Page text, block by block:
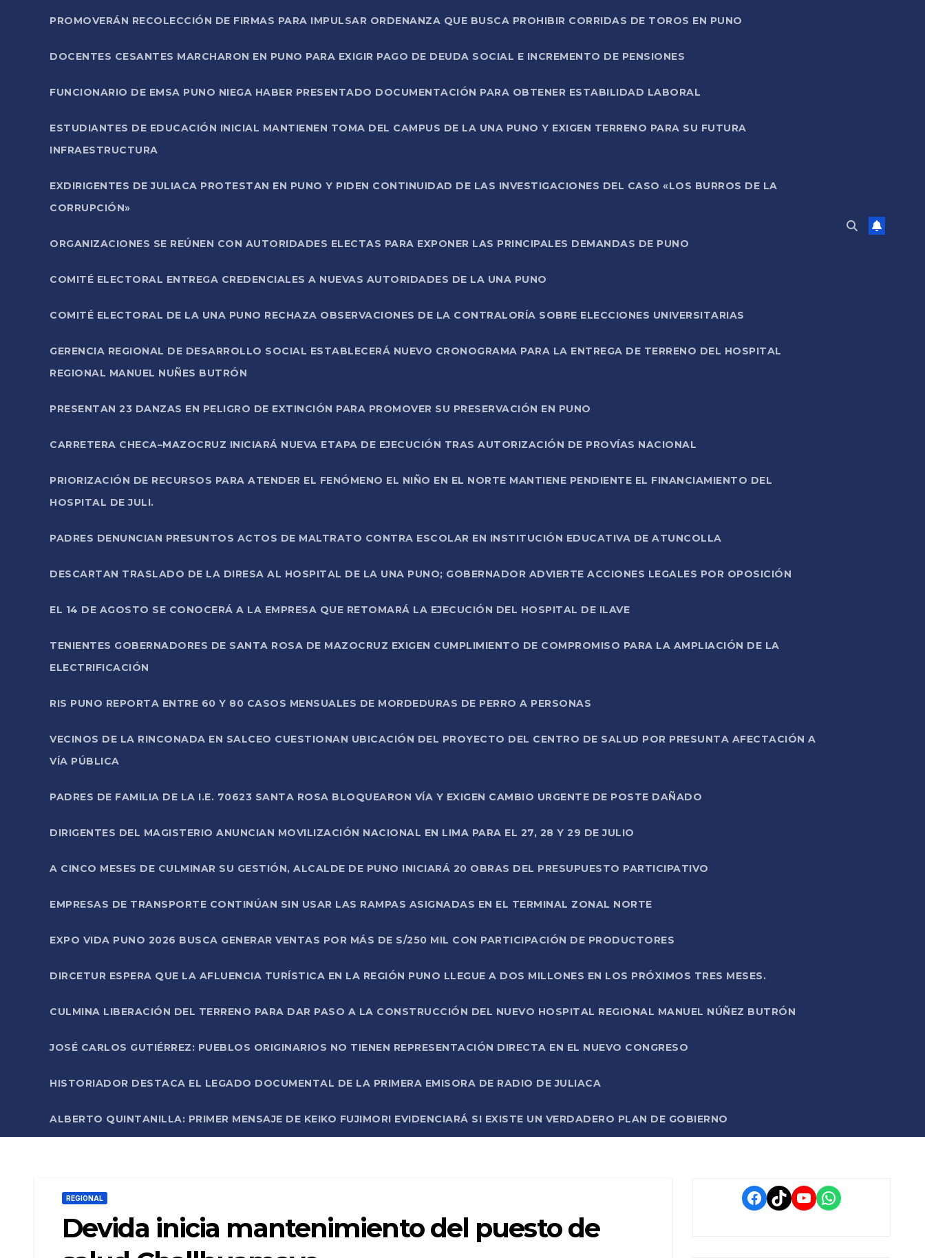
PROMOVERÁN RECOLECCIÓN DE FIRMAS PARA IMPULSAR ORDENANZA QUE BUSCA PROHIBIR CORRIDAS DE TOROS EN PUNO
DOCENTES CESANTES MARCHARON EN PUNO PARA EXIGIR PAGO DE DEUDA SOCIAL E INCREMENTO DE PENSIONES
FUNCIONARIO DE EMSA PUNO NIEGA HABER PRESENTADO DOCUMENTACIÓN PARA OBTENER ESTABILIDAD LABORAL
ESTUDIANTES DE EDUCACIÓN INICIAL MANTIENEN TOMA DEL CAMPUS DE LA UNA PUNO Y EXIGEN TERRENO PARA SU FUTURA
INFRAESTRUCTURA
EXDIRIGENTES DE JULIACA PROTESTAN EN PUNO Y PIDEN CONTINUIDAD DE LAS INVESTIGACIONES DEL CASO «LOS BURROS DE LA
CORRUPCIÓN»
ORGANIZACIONES SE REÚNEN CON AUTORIDADES ELECTAS PARA EXPONER LAS PRINCIPALES DEMANDAS DE PUNO
COMITÉ ELECTORAL ENTREGA CREDENCIALES A NUEVAS AUTORIDADES DE LA UNA PUNO
COMITÉ ELECTORAL DE LA UNA PUNO RECHAZA OBSERVACIONES DE LA CONTRALORÍA SOBRE ELECCIONES UNIVERSITARIAS
GERENCIA REGIONAL DE DESARROLLO SOCIAL ESTABLECERÁ NUEVO CRONOGRAMA PARA LA ENTREGA DE TERRENO DEL HOSPITAL
REGIONAL MANUEL NUÑES BUTRÓN
PRESENTAN 23 DANZAS EN PELIGRO DE EXTINCIÓN PARA PROMOVER SU PRESERVACIÓN EN PUNO
CARRETERA CHECA–MAZOCRUZ INICIARÁ NUEVA ETAPA DE EJECUCIÓN TRAS AUTORIZACIÓN DE PROVÍAS NACIONAL
PRIORIZACIÓN DE RECURSOS PARA ATENDER EL FENÓMENO EL NIÑO EN EL NORTE MANTIENE PENDIENTE EL FINANCIAMIENTO DEL
HOSPITAL DE JULI.
PADRES DENUNCIAN PRESUNTOS ACTOS DE MALTRATO CONTRA ESCOLAR EN INSTITUCIÓN EDUCATIVA DE ATUNCOLLA
DESCARTAN TRASLADO DE LA DIRESA AL HOSPITAL DE LA UNA PUNO; GOBERNADOR ADVIERTE ACCIONES LEGALES POR OPOSICIÓN
EL 14 DE AGOSTO SE CONOCERÁ A LA EMPRESA QUE RETOMARÁ LA EJECUCIÓN DEL HOSPITAL DE ILAVE
TENIENTES GOBERNADORES DE SANTA ROSA DE MAZOCRUZ EXIGEN CUMPLIMIENTO DE COMPROMISO PARA LA AMPLIACIÓN DE LA
ELECTRIFICACIÓN
RIS PUNO REPORTA ENTRE 60 Y 80 CASOS MENSUALES DE MORDEDURAS DE PERRO A PERSONAS
VECINOS DE LA RINCONADA EN SALCEO CUESTIONAN UBICACIÓN DEL PROYECTO DEL CENTRO DE SALUD POR PRESUNTA AFECTACIÓN A
VÍA PÚBLICA
PADRES DE FAMILIA DE LA I.E. 70623 SANTA ROSA BLOQUEARON VÍA Y EXIGEN CAMBIO URGENTE DE POSTE DAÑADO
DIRIGENTES DEL MAGISTERIO ANUNCIAN MOVILIZACIÓN NACIONAL EN LIMA PARA EL 27, 28 Y 29 DE JULIO
A CINCO MESES DE CULMINAR SU GESTIÓN, ALCALDE DE PUNO INICIARÁ 20 OBRAS DEL PRESUPUESTO PARTICIPATIVO
EMPRESAS DE TRANSPORTE CONTINÚAN SIN USAR LAS RAMPAS ASIGNADAS EN EL TERMINAL ZONAL NORTE
EXPO VIDA PUNO 2026 BUSCA GENERAR VENTAS POR MÁS DE S/250 MIL CON PARTICIPACIÓN DE PRODUCTORES
DIRCETUR ESPERA QUE LA AFLUENCIA TURÍSTICA EN LA REGIÓN PUNO LLEGUE A DOS MILLONES EN LOS PRÓXIMOS TRES MESES.
CULMINA LIBERACIÓN DEL TERRENO PARA DAR PASO A LA CONSTRUCCIÓN DEL NUEVO HOSPITAL REGIONAL MANUEL NÚÑEZ BUTRÓN
JOSÉ CARLOS GUTIÉRREZ: PUEBLOS ORIGINARIOS NO TIENEN REPRESENTACIÓN DIRECTA EN EL NUEVO CONGRESO
HISTORIADOR DESTACA EL LEGADO DOCUMENTAL DE LA PRIMERA EMISORA DE RADIO DE JULIACA
ALBERTO QUINTANILLA: PRIMER MENSAJE DE KEIKO FUJIMORI EVIDENCIARÁ SI EXISTE UN VERDADERO PLAN DE GOBIERNO
REGIONAL
Devida inicia mantenimiento del puesto de
Facebook
TikTokYouTube
WhatsApp